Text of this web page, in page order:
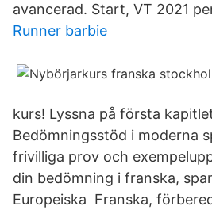
avancerad. Start, VT 2021
Runner barbie
kurs! Lyssna på första
Bedömningsstöd i moderna
frivilliga prov och
din bedömning i franska,
Europeiska Franska,